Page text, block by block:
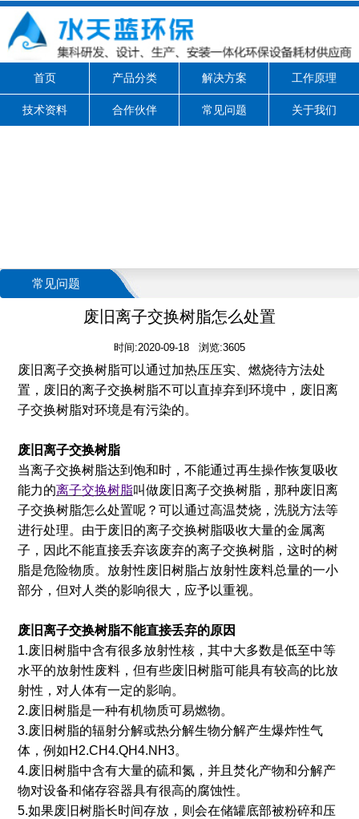
首页 产品分类 解决方案 工作原理
技术资料 合作伙伴 常见问题 关于我们
常见问题
废旧离子交换树脂怎么处置
时间:2020-09-18 浏览:3605
废旧离子交换树脂可以通过加热压压实、燃烧待方法处
置，废旧的离子交换树脂不可以直掉弃到环境中，废旧离
子交换树脂对环境是有污染的。
废旧离子交换树脂
当离子交换树脂达到饱和时，不能通过再生操作恢复吸收
能力的离子交换树脂叫做废旧离子交换树脂，那种废旧离
子交换树脂怎么处置呢？可以通过高温焚烧，洗脱方法等
进行处理。由于废旧的离子交换树脂吸收大量的金属离
子，因此不能直接丢弃该废弃的离子交换树脂，这时的树
脂是危险物质。放射性废旧树脂占放射性废料总量的一小
部分，但对人类的影响很大，应予以重视。
废旧离子交换树脂不能直接丢弃的原因
1.废旧树脂中含有很多放射性核，其中大多数是低至中等
水平的放射性废料，但有些废旧树脂可能具有较高的比放
射性，对人体有一定的影响。
2.废旧树脂是一种有机物质可易燃物。
3.废旧树脂的辐射分解或热分解生物分解产生爆炸性气
体，例如H2.CH4.QH4.NH3。
4.废旧树脂中含有大量的硫和氮，并且焚化产物和分解产
物对设备和储存容器具有很高的腐蚀性。
5.如果废旧树脂长时间存放，则会在储罐底部被粉碎和压